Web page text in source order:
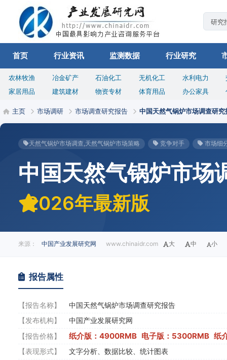
首页 行业资讯 监测数据 行业研究
农林牧渔 冶金矿产 石油化工 无机化工 水利电力
家居用品
建筑建材 物资专材 体育用品 办公家具
主页 市场调研 市场调查研究报告 中国天然气锅炉市场调查研究
天然气锅炉市场调查,天然气锅炉市场策略 竞争对手 市场细
中国天然气锅炉市场
2026年最新版
来源： 中国产业发展研究网 www.chinaidr.com 大 中 小
报告属性
【报告名称】
中国天然气锅炉市场调查研究报告
【发布机构】
中国产业发展研究网
【报告价格】
纸介版：4900RMB 电子版：5300RMB 纸
【表现形式】
文字分析、数据比较、统计图表